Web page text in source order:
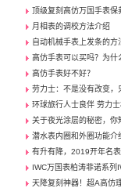
顶级复刻高仿万国手表保
月相表的调校方法介绍
自动机械手表上发条的方
高仿手表可以买吗？为什
高仿手表好不好？
劳力士：不是没有改变，
环球旅行人士良伴 劳力
关于夜光涂层的秘密，你
潜水表内圈和外圈功能介
有升有降，2019开年名
IWC万国表柏涛菲诺系列
天降复刻神器！超A高仿